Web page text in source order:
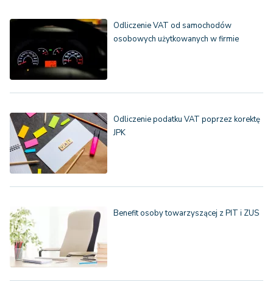
Odliczenie VAT od samochodów
osobowych użytkowanych w firmie
Odliczenie podatku VAT poprzez korektę
JPK
Benefit osoby towarzyszącej z PIT i ZUS